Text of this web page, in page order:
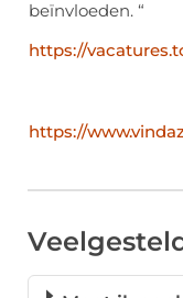
beïnvloeden. “
https://
https://